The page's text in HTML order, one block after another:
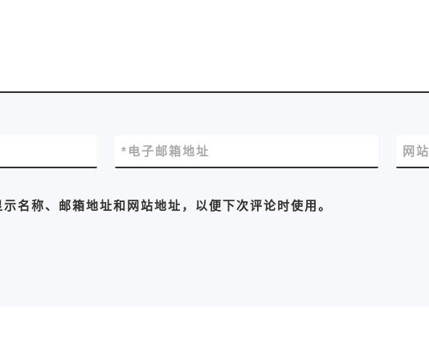
电子邮箱地址
* 网
名称、邮箱地址和网站地址，以便下次评论时使用。